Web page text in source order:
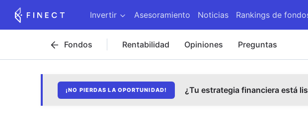
Invertir Asesoramiento Noticias Rankings de
Fondos Rentabilidad Opiniones Preguntas
¡NO PIERDAS LA OPORTUNIDAD! ¿Tu estrategia financiera está